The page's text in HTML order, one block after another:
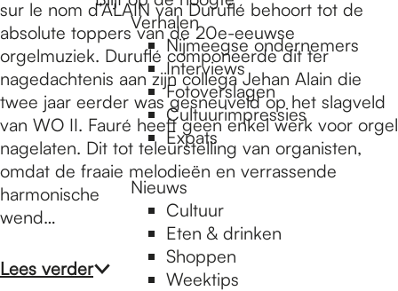
Verhalen
Nijmeegse ondernemers
Interviews
Fotoverslagen
Cultuurimpressies
Expats
Nieuws
Cultuur
Eten & drinken
Shoppen
Weektips
sur le nom d’ALAIN van Duruflé behoort tot de
absolute toppers van de 20e-eeuwse
orgelmuziek. Duruflé componeerde dit ter
nagedachtenis aan zijn collega Jehan Alain die
twee jaar eerder was gesneuveld op het slagveld
van WO II. Fauré heeft geen enkel werk voor orgel
nagelaten. Dit tot teleurstelling van organisten,
omdat de fraaie melodieën en verrassende
harmonische
wend…
Lees verder